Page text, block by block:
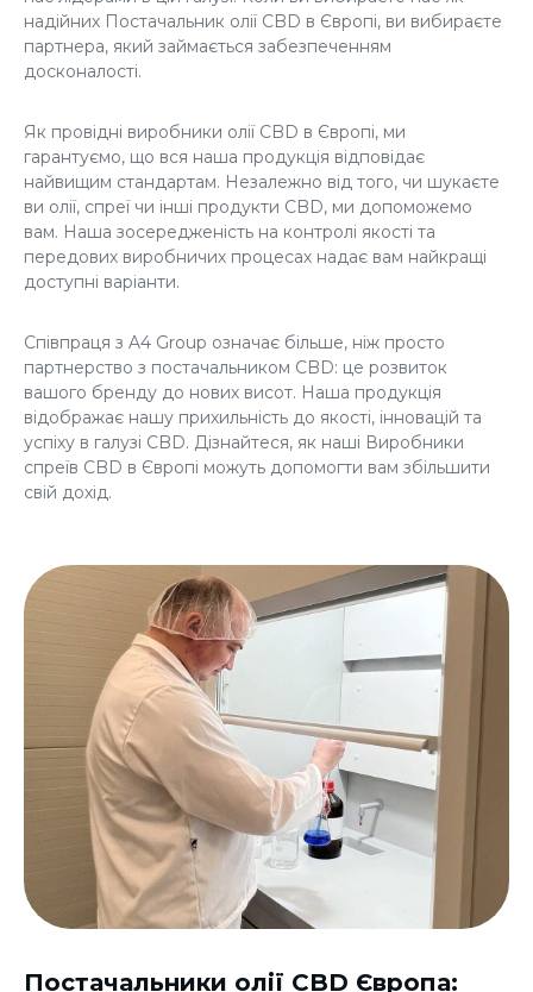
надійних Постачальник олії CBD в Європі, ви вибираєте
партнера, який займається забезпеченням
досконалості.
Як провідні виробники олії CBD в Європі, ми
гарантуємо, що вся наша продукція відповідає
найвищим стандартам. Незалежно від того, чи шукаєте
ви олії, спреї чи інші продукти CBD, ми допоможемо
вам. Наша зосередженість на контролі якості та
передових виробничих процесах надає вам найкращі
доступні варіанти.
Співпраця з A4 Group означає більше, ніж просто
партнерство з постачальником CBD: це розвиток
вашого бренду до нових висот. Наша продукція
відображає нашу прихильність до якості, інновацій та
успіху в галузі CBD. Дізнайтеся, як наші Виробники
спреїв CBD в Європі можуть допомогти вам збільшити
свій дохід.
Постачальники олії CBD Європа: